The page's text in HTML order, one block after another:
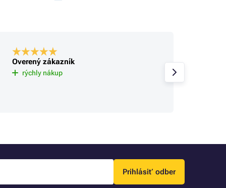
Overený zákazník
rýchly nákup
Prihlásiť odber